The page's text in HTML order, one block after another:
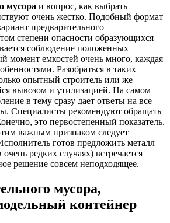
мусора и вопрос, как выбрать
очень жестко. Подобный формат
предварительного
степени опасности образующихся
соблюдение положенных
момент емкостей очень много, каждая
Разобраться в таких
опытный строитель или же
вывозом и утилизацией. На самом
в тему сразу дает ответы на все
Специалисты рекомендуют обращать
это первостепенный показатель.
важным признаком следует
готов предложить металл
редких случаях) встречается
решение совсем неподходящее.
мусора,
контейнер